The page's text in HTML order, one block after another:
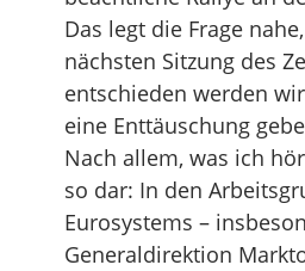
Das legt die Frage
nächsten Sitzung des
entschieden werden
eine Enttäuschung
Nach allem, was ich
so dar: In den
Eurosystems –
Generaldirektion